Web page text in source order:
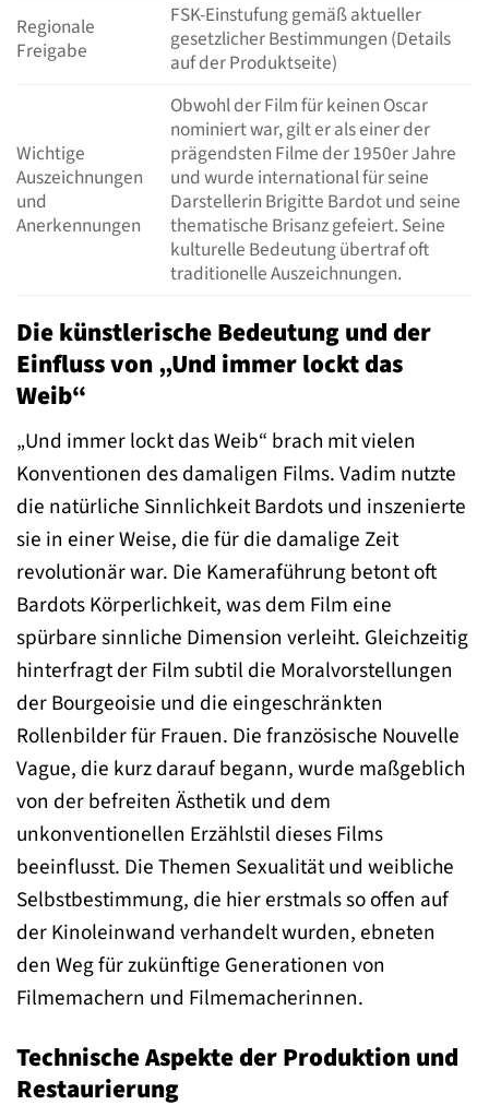
Regionale
Freigabe
FSK-Einstufung gemäß aktueller
gesetzlicher Bestimmungen (Details
auf der Produktseite)
Wichtige
Auszeichnungen
und
Anerkennungen
Obwohl der Film für keinen Oscar
nominiert war, gilt er als einer der
prägendsten Filme der 1950er Jahre
und wurde international für seine
Darstellerin Brigitte Bardot und seine
thematische Brisanz gefeiert. Seine
kulturelle Bedeutung übertraf oft
traditionelle Auszeichnungen.
Die künstlerische Bedeutung und der
Einfluss von „Und immer lockt das
Weib“
„Und immer lockt das Weib“ brach mit vielen
Konventionen des damaligen Films. Vadim nutzte
die natürliche Sinnlichkeit Bardots und inszenierte
sie in einer Weise, die für die damalige Zeit
revolutionär war. Die Kameraführung betont oft
Bardots Körperlichkeit, was dem Film eine
spürbare sinnliche Dimension verleiht. Gleichzeitig
hinterfragt der Film subtil die Moralvorstellungen
der Bourgeoisie und die eingeschränkten
Rollenbilder für Frauen. Die französische Nouvelle
Vague, die kurz darauf begann, wurde maßgeblich
von der befreiten Ästhetik und dem
unkonventionellen Erzählstil dieses Films
beeinflusst. Die Themen Sexualität und weibliche
Selbstbestimmung, die hier erstmals so offen auf
der Kinoleinwand verhandelt wurden, ebneten
den Weg für zukünftige Generationen von
Filmemachern und Filmemacherinnen.
Technische Aspekte der Produktion und
Restaurierung